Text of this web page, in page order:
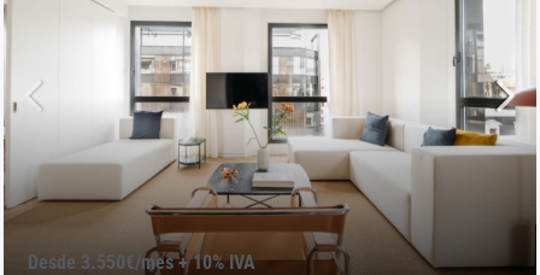
Desde 3.550€/mes + 10% IVA